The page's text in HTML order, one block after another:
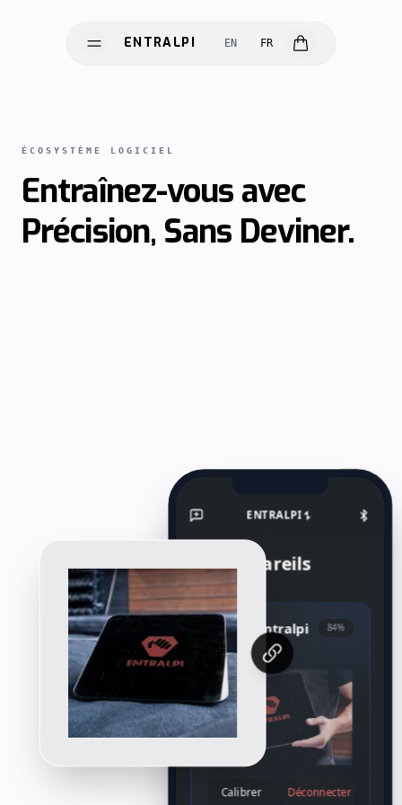
ENTRALPI EN FR
LIVRAISONRETOURSCONDITIONS DONNÉES
ÉCOSYSTÈME LOGICIEL
Entraînez-vous avec
Précision, Sans Deviner.
ENTRALPI
Appareils
Plaque Entralpi
Connecté
84%
Calibrer Déconnecter